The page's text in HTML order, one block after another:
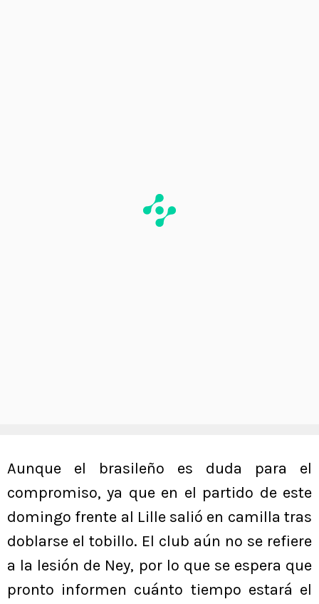
Aunque el brasileño es duda para el
compromiso, ya que en el partido de este
domingo frente al Lille salió en camilla tras
doblarse el tobillo. El club aún no se refiere
a la lesión de Ney, por lo que se espera que
pronto informen cuánto tiempo estará el